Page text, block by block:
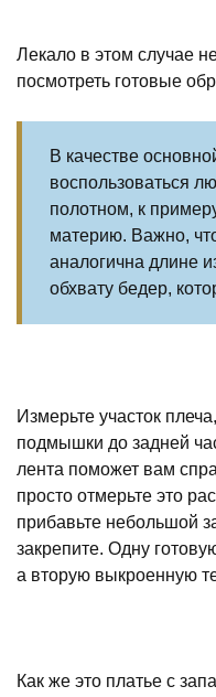
Лекало в этом случае
посмотреть готовые
В качестве
воспользоваться
полотном, к
материю. Важно,
аналогична длине
обхвату бедер,
Измерьте участок
подмышки до задней
лента поможет вам
просто отмерьте это
прибавьте небольшой
закрепите. Одну
а вторую выкроенную
Как же это платье с